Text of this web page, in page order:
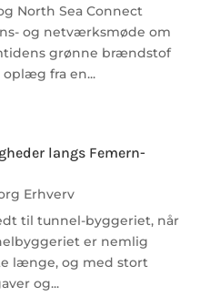
North Sea Connect
og netværksmøde om
grønne brændstof
fra en...
langs Femern-
Erhverv
til tunnel-byggeriet, når
er nemlig
længe, og med stort
og...